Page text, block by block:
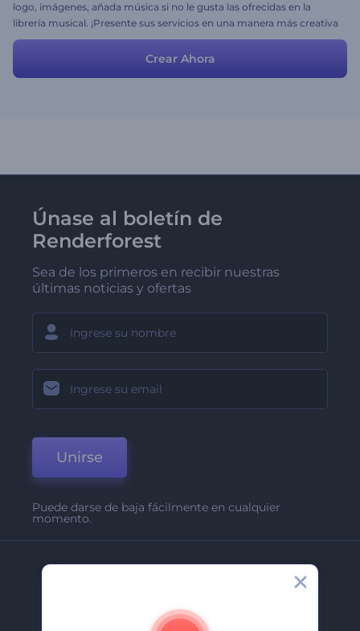
logo, imágenes, añada música si no le gusta las ofrecidas en la
librería musical. ¡Presente sus servicios en una manera más creativa
y atractiva a sus clientes potenciales! :)
Crear Ahora
Únase al boletín de
Renderforest
Sea de los primeros en recibir nuestras
últimas noticias y ofertas
Unirse
Puede darse de baja fácilmente en cualquier
momento.